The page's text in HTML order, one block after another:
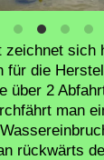
zeichnet sich
für die
über 2
man
rückwärts